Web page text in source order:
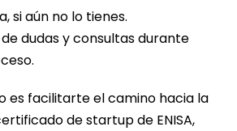
si aún no lo tienes.
dudas y consultas durante
es facilitarte el camino hacia la
de startup de ENISA,